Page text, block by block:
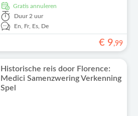
Gratis annuleren
Duur 2 uur
En,
Fr, Es, De
€ 9,99
Historische reis door Florence:
Medici Samenzwering Verkenning
Spel